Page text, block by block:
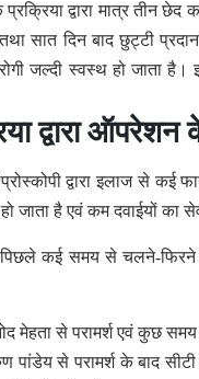
द्वारा मात्र तीन
तथा सात दिन बाद छुट्टी
रोगी जल्दी स्वस्थ हो जाता
द्वारा
द्वारा इलाज से कई
जाता है एवं कम दवाईयों का
पिछले कई समय से चलने-
मेहता से परामर्श एवं कुछ
पांडेय से परामर्श के बाद